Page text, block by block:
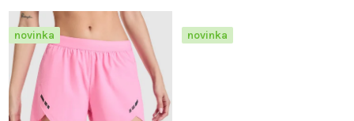
o
d
u
d
u
k
novinka novinka